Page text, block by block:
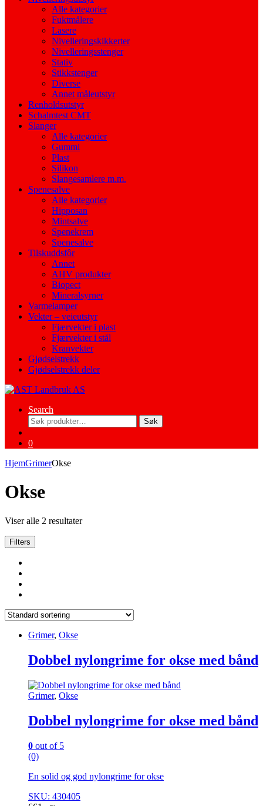
Alle kategorier
Fuktmålere
Lasere
Nivelleringskikkerter
Nivelleringsstenger
Stativ
Stikkstenger
Diverse
Annet måleutstyr
Renholdsutstyr
Schalmtest CMT
Slanger
Alle kategorier
Gummi
Plast
Silikon
Slangesamlere m.m.
Spenesalve
Alle kategorier
Hipposan
Mintsalve
Spenekrem
Spenesalve
Tilskuddsfôr
Annet
AHV produkter
Biopect
Mineralsyrner
Varmelamper
Vekter – veieutstyr
Fjærvekter i plast
Fjærvekter i stål
Kranvekter
Gjødselstrekk
Gjødselstrekk deler
Search
Søk
etter:
Søk
0
HjemGrimerOkse
Okse
Viser alle 2 resultater
Filters
Grimer, Okse
Dobbel nylongrime for okse med bånd
Grimer, Okse
Dobbel nylongrime for okse med bånd
0 out of 5
(0)
En solid og god nylongrime for okse
SKU: 430405